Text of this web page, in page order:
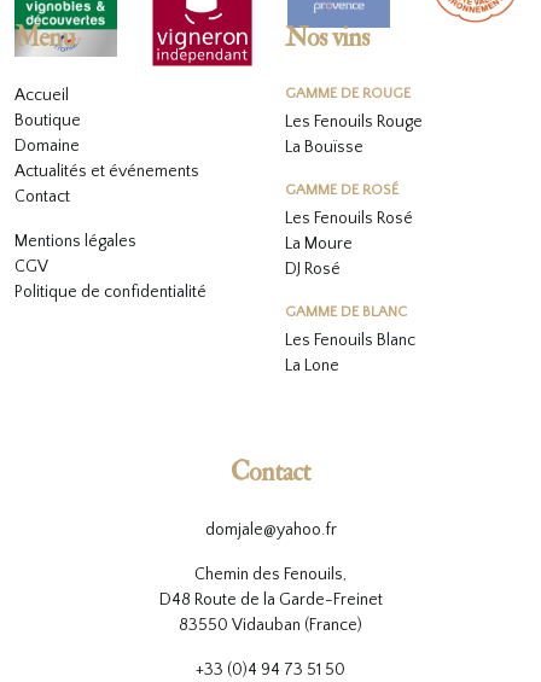
Menu
Accueil
Boutique
Domaine
Actualités et événements
Contact
Mentions légales
CGV
Politique de confidentialité
Nos vins
GAMME DE ROUGE
Les Fenouils Rouge
La Bouïsse
GAMME DE ROSÉ
Les Fenouils Rosé
La Moure
DJ Rosé
GAMME DE BLANC
Les Fenouils Blanc
La Lone
Contact
domjale@yahoo.fr
Chemin des Fenouils,
D48 Route de la Garde-Freinet
83550 Vidauban (France)
+33 (0)4 94 73 51 50